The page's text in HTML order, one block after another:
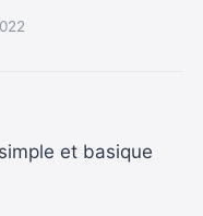
et basique